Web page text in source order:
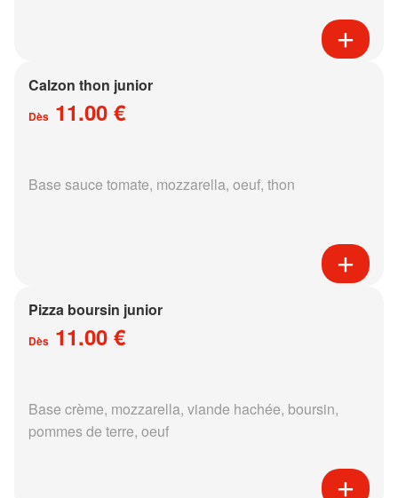
Calzon thon junior
Dès 11.00 €
Base sauce tomate, mozzarella, oeuf, thon
Pizza boursin junior
Dès 11.00 €
Base crème, mozzarella, viande hachée, boursin,
pommes de terre, oeuf